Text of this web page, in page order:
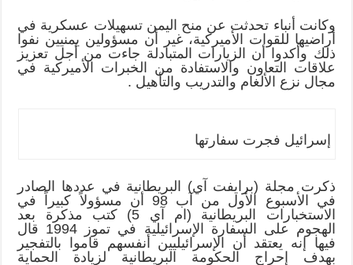
وكانت أنباء تحدثت عن منح اليمن تسهيلات عسكرية في
أراضيها للقوات الأميركية، غير أن مسؤولين يمنيين نفوا
ذلك وأكدوا أن الزيارات المتبادلة جاءت من أجل تعزيز
علاقات التعاون والاستفادة من الخبرات الأميركية في
مجال نزع الألغام والتدريب والتأهيل .
إسرائيل فجرت سفارتها
ذكرت مجلة (برايفت آي) البريطانية في عددها الصادر
في الأسبوع الأول من آب 98 أن مسؤولاً كبيراً في
الاستخبارات البريطانية (ام آي 5) كتب مذكرة بعد
الهجوم على السفارة الإسرائيلية في تموز 1994 قال
فيها إنه يعتقد أن الإسرائيليين أنفسهم قاموا بالتفجير
بهدف إحراج الحكومة البريطانية لزيادة الحماية